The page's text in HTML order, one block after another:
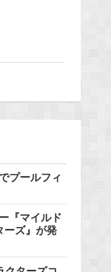
プールフィ
『マイルド
ーズ』が発